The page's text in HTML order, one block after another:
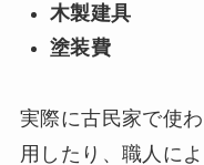
木製建具
塗装費
実際に古民家で使
用したり、職人に